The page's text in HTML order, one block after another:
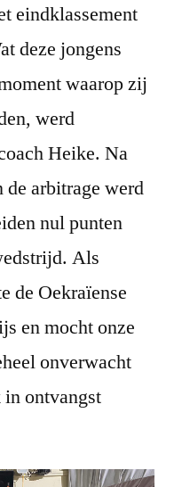
eindklassement
deze jongens
waarop zij
werd
Heike. Na
de arbitrage werd
nul punten
Als
de Oekraïense
en mocht onze
onverwacht
in ontvangst